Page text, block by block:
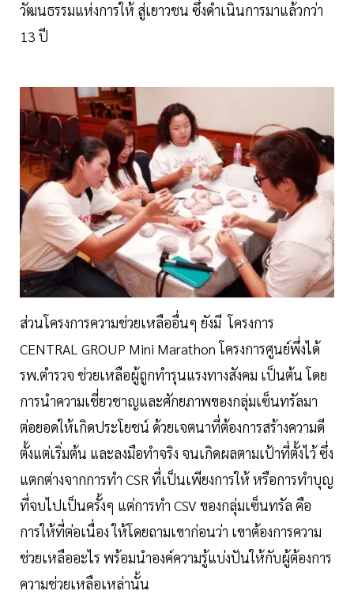
วัฒนธรรมแห่งการให้ สู่เยาวชน ซึ่งดำเนินการมาแล้วกว่า
13 ปี
ส่วนโครงการความช่วยเหลืออื่นๆ ยังมี โครงการ
CENTRAL GROUP Mini Marathon โครงการศูนย์พึ่งได้
รพ.ตำรวจ ช่วยเหลือผู้ถูกทำรุนแรงทางสังคม เป็นต้น โดย
การนำความเชี่ยวชาญและศักยภาพของกลุ่มเซ็นทรัลมา
ต่อยอดให้เกิดประโยชน์ ด้วยเจตนาที่ต้องการสร้างความดี
ตั้งแต่เริ่มต้น และลงมือทำจริง จนเกิดผลตามเป้าที่ตั้งไว้ ซึ่ง
แตกต่างจากการทำ CSR ที่เป็นเพียงการให้ หรือการทำบุญ
ที่จบไปเป็นครั้งๆ แต่การทำ CSV ของกลุ่มเซ็นทรัล คือ
การให้ที่ต่อเนื่อง ให้โดยถามเขาก่อนว่า เขาต้องการความ
ช่วยเหลืออะไร พร้อมนำองค์ความรู้แบ่งปันให้กับผู้ต้องการ
ความช่วยเหลือเหล่านั้น